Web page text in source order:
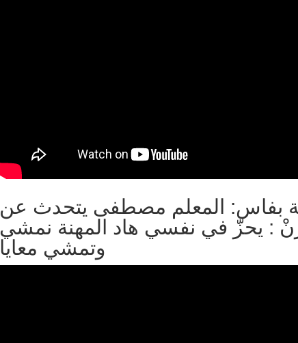
بفاس: المعلم مصطفى يتحدث عن
: يحزّ في نفسي هاد المهنة نمشي
وتمشي معايا